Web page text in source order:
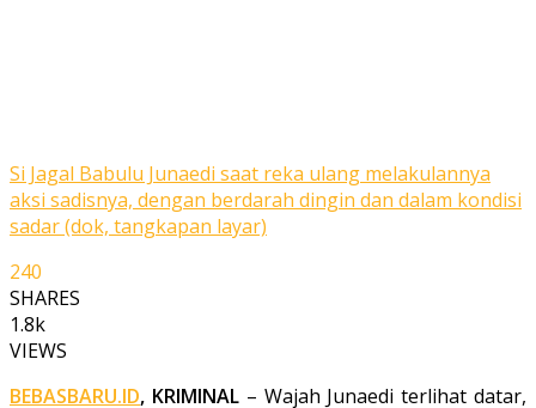
Si Jagal Babulu Junaedi saat reka ulang melakulannya
aksi sadisnya, dengan berdarah dingin dan dalam kondisi
sadar (dok, tangkapan layar)
240
SHARES
1.8k
VIEWS
BEBASBARU.ID, KRIMINAL– Wajah Junaedi terlihat datar,